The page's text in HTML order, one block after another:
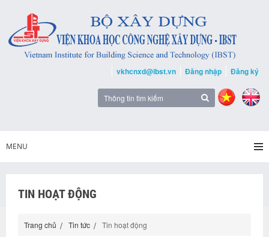
vkhcnxd@ibst.vn Đăng nhập Đăng ký
MENU
TIN HOẠT ĐỘNG
Trang chủ Tin tức Tin hoạt động